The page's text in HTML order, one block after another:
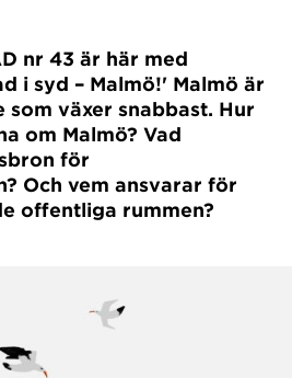
nr 43 är här med
i syd – Malmö!' Malmö är
som växer snabbast. Hur
om Malmö? Vad
för
Och vem ansvarar för
offentliga rummen?